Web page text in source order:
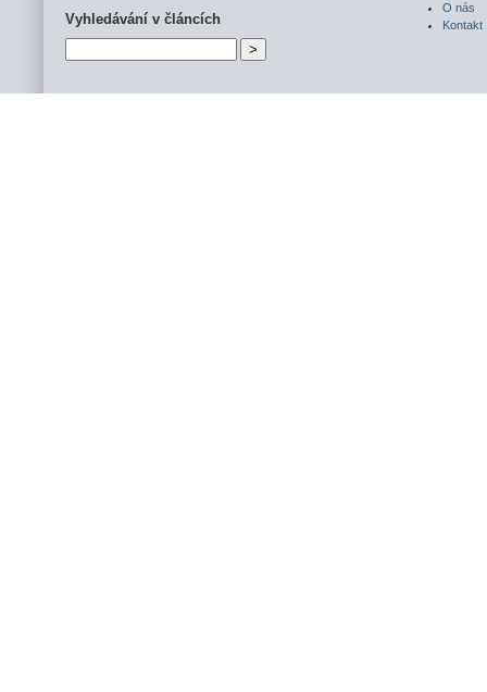
Vyhledávání v článcích
O nás
Kontakt